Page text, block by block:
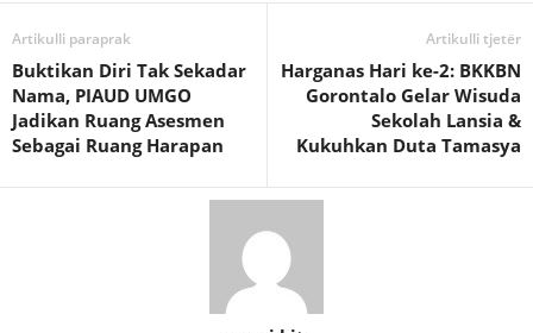
Artikulli paraprak
Buktikan Diri Tak Sekadar
Nama, PIAUD UMGO
Jadikan Ruang Asesmen
Sebagai Ruang Harapan
Artikulli tjetër
Harganas Hari ke-2: BKKBN
Gorontalo Gelar Wisuda
Sekolah Lansia &
Kukuhkan Duta Tamasya